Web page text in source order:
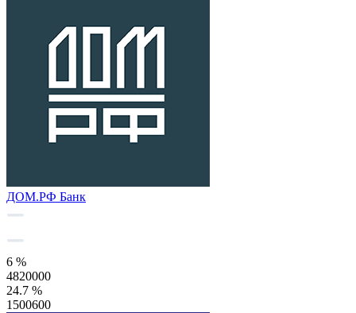
ДОМ.РФ Банк
6 %
4820000
24.7 %
1500600